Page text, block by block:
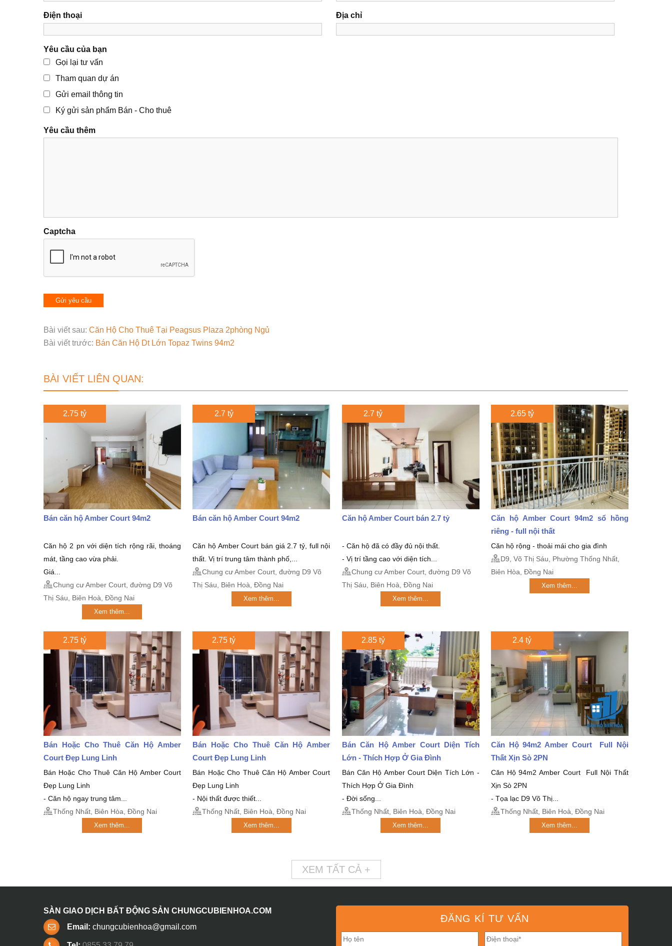
Điện thoại Địa chỉ
Yêu cầu của bạn
Gọi lại tư vấn
Tham quan dự án
Gửi email thông tin
Ký gửi sản phẩm Bán - Cho thuê
Yêu cầu thêm
Captcha
Bài viết sau: Căn Hộ Cho Thuê Tại Peagsus Plaza 2phòng Ngủ
Bài viết trước: Bán Căn Hộ Dt Lớn Topaz Twins 94m2
BÀI VIẾT LIÊN QUAN:
2.75 tỷ
Bán căn hộ Amber Court 94m2
Căn hộ 2 pn với diện tích rộng rãi, thoáng
mát, tầng cao vừa phải.
Giá...
Chung cư Amber Court, đường D9 Võ
Thị Sáu, Biên Hoà, Đồng Nai
Xem thêm...
2.7 tỷ
Bán căn hộ Amber Court 94m2
Căn hộ Amber Court bán giá 2.7 tỷ, full nội
thất. Vị trí trung tâm thành phố,...
Chung cư Amber Court, đường D9 Võ
Thị Sáu, Biên Hoà, Đồng Nai
Xem thêm...
2.7 tỷ
Căn hộ Amber Court bán 2.7 tỷ
- Căn hộ đã có đầy đủ nội thất.
- Vị trí tầng cao với diện tích...
Chung cư Amber Court, đường D9 Võ
Thị Sáu, Biên Hoà, Đồng Nai
Xem thêm...
2.65 tỷ
Căn hộ Amber Court 94m2 sổ hồng
riêng - full nội thất
Căn hộ rộng - thoải mái cho gia đình
D9, Võ Thị Sáu, Phường Thống Nhất,
Biên Hòa, Đồng Nai
Xem thêm...
2.75 tỷ
Bán Hoặc Cho Thuê Căn Hộ Amber
Court Đẹp Lung Linh
Bán Hoặc Cho Thuê Căn Hộ Amber Court
Đẹp Lung Linh
- Căn hộ ngay trung tâm...
Thống Nhất, Biên Hòa, Đồng Nai
Xem thêm...
2.75 tỷ
Bán Hoặc Cho Thuê Căn Hộ Amber
Court Đẹp Lung Linh
Bán Hoặc Cho Thuê Căn Hộ Amber Court
Đẹp Lung Linh
- Nội thất được thiết...
Thống Nhất, Biên Hoà, Đồng Nai
Xem thêm...
2.85 tỷ
Bán Căn Hộ Amber Court Diện Tích
Lớn - Thích Hợp Ở Gia Đình
Bán Căn Hộ Amber Court Diện Tích Lớn -
Thích Hợp Ở Gia Đình
- Đời sống...
Thống Nhất, Biên Hoà, Đồng Nai
Xem thêm...
2.4 tỷ
Căn Hộ 94m2 Amber Court Full Nội
Thất Xịn Sò 2PN
Căn Hộ 94m2 Amber Court Full Nội Thất
Xịn Sò 2PN
- Tọa lạc D9 Võ Thị...
Thống Nhất, Biên Hoà, Đồng Nai
Xem thêm...
XEM TẤT CẢ +
ĐĂNG KÍ TƯ VẤN
SÀN GIAO DỊCH BẤT ĐỘNG SẢN CHUNGCUBIENHOA.COM
Email: chungcubienhoa@gmail.com